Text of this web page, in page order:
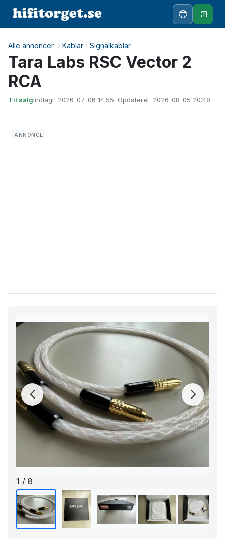
Alle annoncer › Kablar › Signalkablar
Tara Labs RSC Vector 2
RCA
Til salgIndlagt: 2026-07-06 14:55· Opdateret: 2026-08-05 20:48
1 / 8